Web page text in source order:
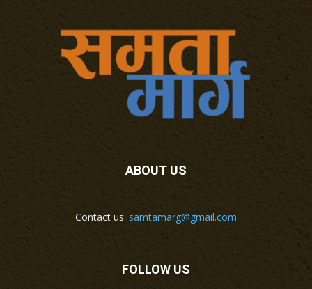
ABOUT US
Contact us: samtamarg@gmail.com
FOLLOW US